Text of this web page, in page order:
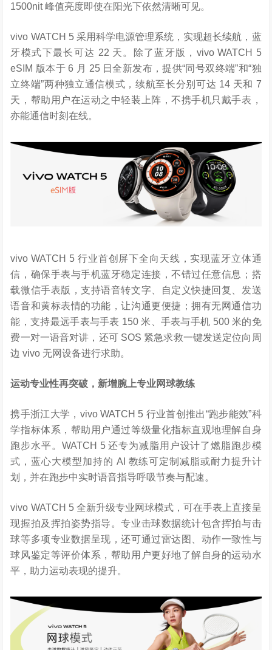
1500nit 峰值亮度即使在阳光下依然清晰可见。
vivo WATCH 5 采用科学电源管理系统，实现超长续航，蓝
牙模式下最长可达 22 天。除了蓝牙版，vivo WATCH 5
eSIM 版本于 6 月 25 日全新发布，提供“同号双终端”和“独
立终端”两种独立通信模式，续航至长分别可达 14 天和 7
天，帮助用户在运动之中轻装上阵，不携手机只戴手表，
亦能通信时刻在线。
vivo WATCH 5 行业首创屏下全向天线，实现蓝牙立体通
信，确保手表与手机蓝牙稳定连接，不错过任意信息；搭
载微信手表版，支持语音转文字、自定义快捷回复、发送
语音和黄标表情的功能，让沟通更便捷；拥有无网通信功
能，支持最远手表与手表 150 米、手表与手机 500 米的免
费一对一语音对讲，还可 SOS 紧急求救一键发送定位向周
边 vivo 无网设备进行求助。
运动专业性再突破，新增腕上专业网球教练
携手浙江大学，vivo WATCH 5 行业首创推出“跑步能效”科
学指标体系，帮助用户通过等级量化指标直观地理解自身
跑步水平。WATCH 5 还专为减脂用户设计了燃脂跑步模
式，蓝心大模型加持的 AI 教练可定制减脂或耐力提升计
划，并在跑步中实时语音指导呼吸节奏与配速。
vivo WATCH 5 全新升级专业网球模式，可在手表上直接呈
现握拍及挥拍姿势指导。专业击球数据统计包含挥拍与击
球等多项专业数据呈现，还可通过雷达图、动作一致性与
球风鉴定等评价体系，帮助用户更好地了解自身的运动水
平，助力运动表现的提升。